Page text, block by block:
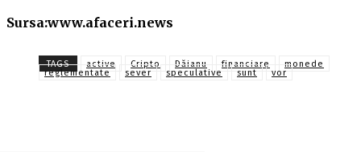
Sursa:www.afaceri.news
TAGS active Cripto Dăianu financiare
monede
reglementate
sever speculative sunt vor